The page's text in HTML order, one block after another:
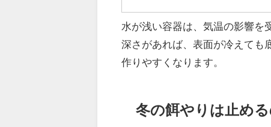
水が浅い容器は、気温の影響を
深さがあれば、表面が冷えても
作りやすくなります。
冬の餌やりは止め